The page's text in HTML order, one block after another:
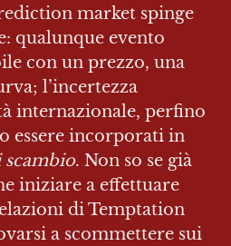
market spinge
qualunque evento
con un prezzo, una
l’incertezza
internazionale, perfino
essere incorporati in
scambio. Non so se già
iniziare a effettuare
di Temptation
a scommettere sui